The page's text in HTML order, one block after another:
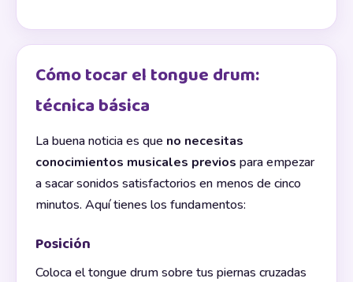
Cómo tocar el tongue drum:
técnica básica
La buena noticia es que no necesitas
conocimientos musicales previos para empezar
a sacar sonidos satisfactorios en menos de cinco
minutos. Aquí tienes los fundamentos:
Posición
Coloca el tongue drum sobre tus piernas cruzadas